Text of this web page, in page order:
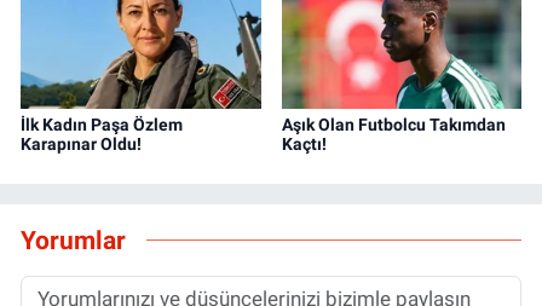
İlk Kadın Paşa Özlem
Karapınar Oldu!
Aşık Olan Futbolcu Takımdan
Kaçtı!
Yorumlar